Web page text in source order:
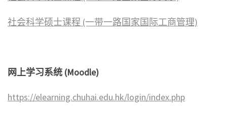
社会科学硕士课程 (一带一路国家国际工商管理)
网上学习系统 (Moodle)
https://elearning.chuhai.edu.hk/login/index.php